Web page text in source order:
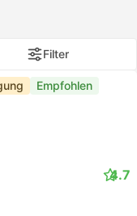
Filter
Empfohlen
4.7